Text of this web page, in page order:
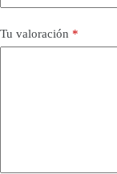
Tu valoración *